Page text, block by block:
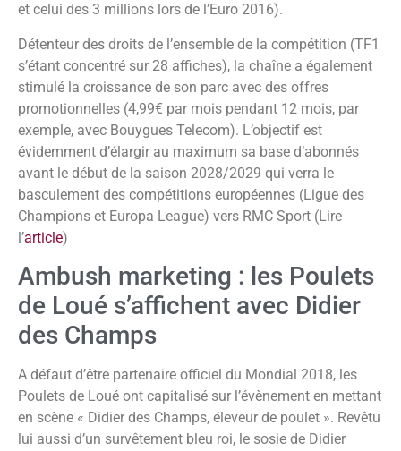
et celui des 3 millions lors de l’Euro 2016).
Détenteur des droits de l’ensemble de la compétition (TF1
s’étant concentré sur 28 affiches), la chaîne a également
stimulé la croissance de son parc avec des offres
promotionnelles (4,99€ par mois pendant 12 mois, par
exemple, avec Bouygues Telecom). L’objectif est
évidemment d’élargir au maximum sa base d’abonnés
avant le début de la saison 2028/2029 qui verra le
basculement des compétitions européennes (Ligue des
Champions et Europa League) vers RMC Sport (Lire
l’article)
Ambush marketing : les Poulets
de Loué s’affichent avec Didier
des Champs
A défaut d’être partenaire officiel du Mondial 2018, les
Poulets de Loué ont capitalisé sur l’évènement en mettant
en scène « Didier des Champs, éleveur de poulet ». Revêtu
lui aussi d’un survêtement bleu roi, le sosie de Didier